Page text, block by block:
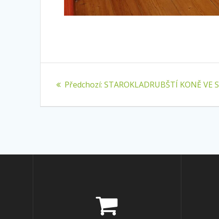
Předchozí: Předchozí
STAROKLADRUBŠTÍ KONĚ VE